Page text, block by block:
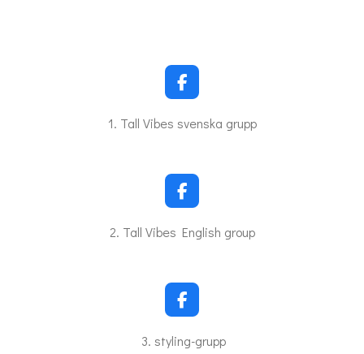
F
a
c
o
k
1. Tall Vibes svenska grupp
F
a
c
o
k
2. Tall Vibes English group
F
a
c
3. styling-grupp